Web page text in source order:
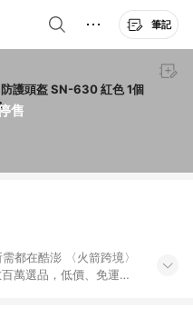
筆記
售
盔 SN-630 紅色 1個
都在酷澎 〈火箭跨境〉
萬選品，低價、免運，